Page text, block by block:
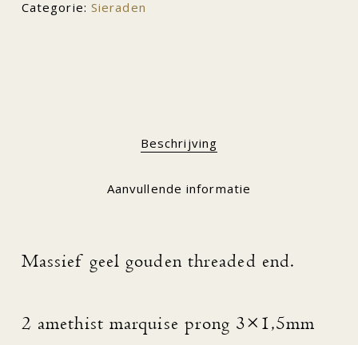
Categorie: Sieraden
Beschrijving
Aanvullende informatie
Massief geel gouden threaded end.
2 amethist marquise prong 3×1,5mm